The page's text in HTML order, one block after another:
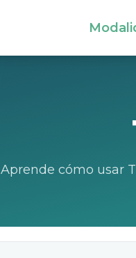
Aprende cómo usar